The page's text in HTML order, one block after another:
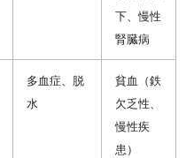
下、慢性
腎臓病
多血症、脱
水
貧血（鉄
欠乏性、
慢性疾
患）